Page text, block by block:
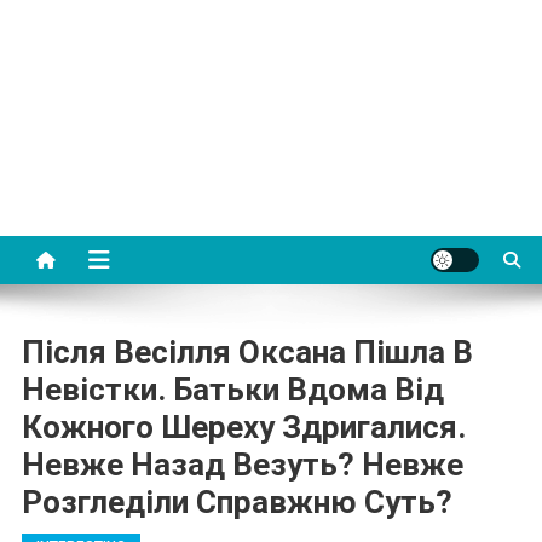
Після Весілля Оксана Пішла В
Невістки. Батьки Вдома Від
Кожного Шереху Здригалися.
Невже Назад Везуть? Невже
Розгледіли Справжню Суть?